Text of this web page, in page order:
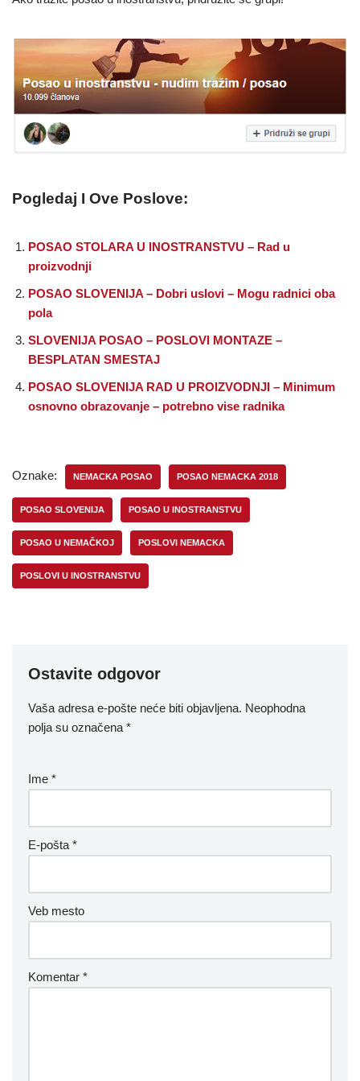
Pogledaj I Ove Poslove:
POSAO STOLARA U INOSTRANSTVU – Rad u
proizvodnji
POSAO SLOVENIJA – Dobri uslovi – Mogu radnici oba
pola
SLOVENIJA POSAO – POSLOVI MONTAZE –
BESPLATAN SMESTAJ
POSAO SLOVENIJA RAD U PROIZVODNJI – Minimum
osnovno obrazovanje – potrebno vise radnika
Oznake: NEMACKA POSAO POSAO NEMACKA 2018
POSAO SLOVENIJA POSAO U INOSTRANSTVU
POSAO U NEMAČKOJ POSLOVI NEMACKA
POSLOVI U INOSTRANSTVU
Ostavite odgovor
Vaša adresa e-pošte neće biti objavljena. Neophodna
polja su označena *
Ime *
E-pošta *
Veb mesto
Komentar *